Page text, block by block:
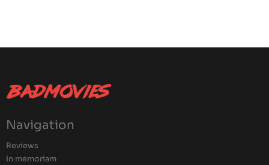
Navigation
Reviews
In memoriam